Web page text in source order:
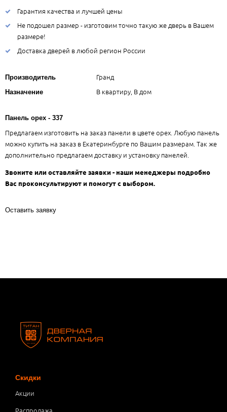
Гарантия качества и лучшей цены
Не подошел размер - изготовим точно такую же дверь в Вашем
размере!
Доставка дверей в любой регион России
Производитель Гранд
Назначение В квартиру, В дом
Панель орех - 337
Предлагаем изготовить на заказ панели в цвете орех. Любую панель
можно купить на заказ в Екатеринбурге по Вашим размерам. Так же
дополнительно предлагаем доставку и установку панелей.
Звоните или оставляйте заявки - наши менеджеры подробно
Вас проконсультируют и помогут с выбором.
Оставить заявку
Скидки
Акции